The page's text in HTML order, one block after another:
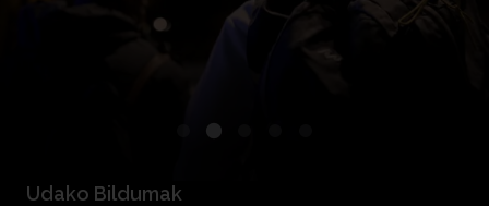
Udako Bildumak